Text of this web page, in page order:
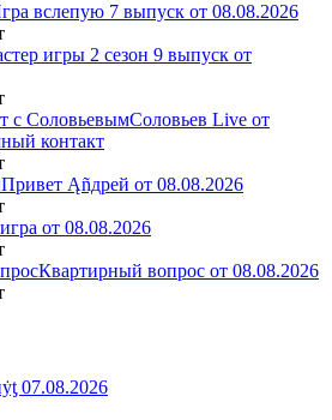
вслепую 7 выпуск от 08.08.2026
игры 2 сезон 9 выпуск от
Соловьев Live от
контакт
Привет Ąñдpей от 08.08.2026
от 08.08.2026
Квартирный вопрос от 08.08.2026
07.08.2026